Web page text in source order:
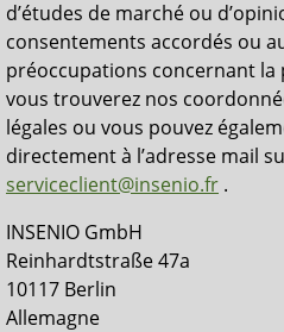
d’études de marché ou
consentements accordés ou
préoccupations concernant
vous trouverez nos
légales ou vous pouvez
directement à l’adresse mail
serviceclient@insenio.fr .
INSENIO GmbH
Reinhardtstraße 47a
10117 Berlin
Allemagne